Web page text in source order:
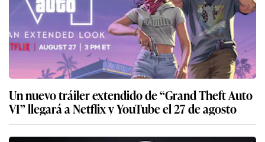
Un nuevo tráiler extendido de “Grand Theft Auto
VI” llegará a Netflix y YouTube el 27 de agosto